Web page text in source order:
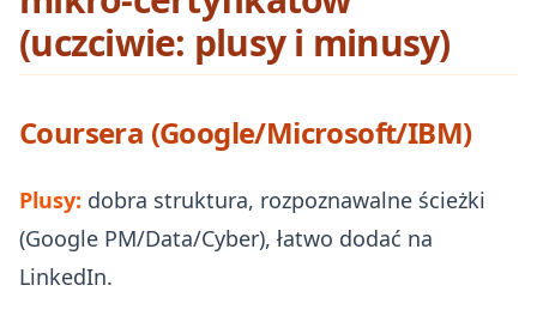
(uczciwie: plusy i minusy)
Coursera (Google/Microsoft/IBM)
Plusy: dobra struktura, rozpoznawalne ścieżki
(Google PM/Data/Cyber), łatwo dodać na
LinkedIn.